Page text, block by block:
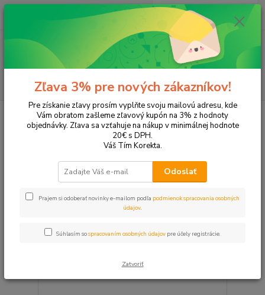
Hľadať
ks
za 0,00 EUR
Tonery a náplne do tlačiarní Brother DCP-B7710DN
DCP-B7710DN
Upresniť parametre
Najdrahšie
Zobrazujem 1-1 z 1
Zľava 3% pre nových zákazníkov!
Pre získanie zľavy prosím vyplňte svoju mailovú adresu, kde
Vám obratom zašleme zľavový kupón na 3% z hodnoty
objednávky. Zľava sa vzťahuje na nákup v minimálnej hodnote
20€ s DPH.
Váš Tím Korekta.
Odoslať
Prajem si odoberať novinky e-mailom podľa podmienok spracovania osobných
údajov.
Súhlasím sospracovaním osobných údajov pre účely registrácie.
Zatvoriť